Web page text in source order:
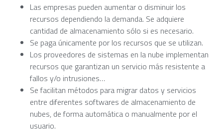
Las empresas pueden aumentar o disminuir los
recursos dependiendo la demanda. Se adquiere
cantidad de almacenamiento sólo si es necesario.
Se paga únicamente por los recursos que se utilizan.
Los proveedores de sistemas en la nube implementan
recursos que garantizan un servicio más resistente a
fallos y/o intrusiones…
Se facilitan métodos para migrar datos y servicios
entre diferentes softwares de almacenamiento de
nubes, de forma automática o manualmente por el
usuario.